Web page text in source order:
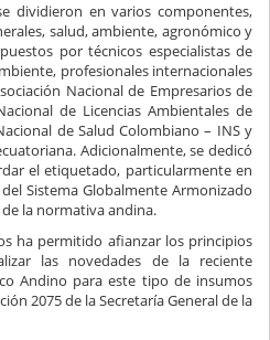
dividieron en varios componentes,
salud, ambiente, agronómico y
por técnicos especialistas de
profesionales internacionales
Nacional de Empresarios de
de Licencias Ambientales de
de Salud Colombiano – INS y
Adicionalmente, se dedicó
el etiquetado, particularmente en
Sistema Globalmente Armonizado
la normativa andina.
ha permitido afianzar los principios
las novedades de la reciente
Andino para este tipo de insumos
2075 de la Secretaría General de la